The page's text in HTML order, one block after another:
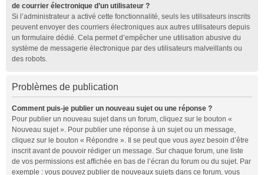
de courrier électronique d’un utilisateur ?
Si l’administrateur a activé cette fonctionnalité, seuls les utilisateurs inscrits
peuvent envoyer des courriers électroniques aux autres utilisateurs depuis
un formulaire dédié. Cela permet d’empêcher une utilisation abusive du
système de messagerie électronique par des utilisateurs malveillants ou
des robots.
Problèmes de publication
Comment puis-je publier un nouveau sujet ou une réponse ?
Pour publier un nouveau sujet dans un forum, cliquez sur le bouton «
Nouveau sujet ». Pour publier une réponse à un sujet ou un message,
cliquez sur le bouton « Répondre ». Il se peut que vous ayez besoin d’être
inscrit avant de pouvoir rédiger un message. Sur chaque forum, une liste
de vos permissions est affichée en bas de l’écran du forum ou du sujet. Par
exemple : vous pouvez publier de nouveaux sujets dans ce forum, vous